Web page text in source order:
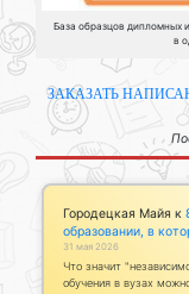
База образцов дипломных
в
ЗАКАЗАТЬ
Городецкая Майя к
образовании, в
31 мая 2026
Что значит
обучения в вузах